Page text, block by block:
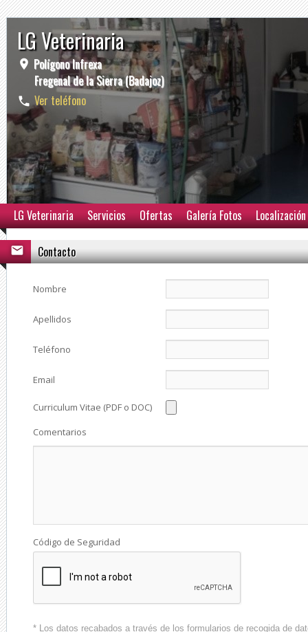
LG Veterinaria
Polígono Infrexa
Fregenal de la Sierra (Badajoz)
Ver teléfono
LG Veterinaria Servicios Ofertas Galería Fotos Localización
Contacto
Nombre
Apellidos
Teléfono
Email
Curriculum Vitae (PDF o DOC)
Comentarios
Código de Seguridad
* Los datos recabados a través de los formularios de recogida de